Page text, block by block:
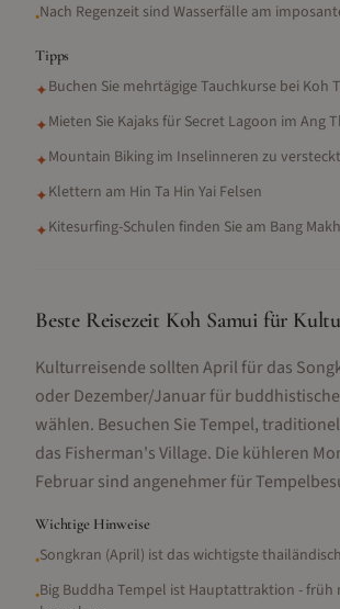
•Nach Regenzeit sind Wasserfälle am
Tipps
✦Buchen Sie mehrtägige Tauchkurse bei Koh
✦Mieten Sie Kajaks für Secret Lagoon im Ang
✦Mountain Biking im Inselinneren zu
✦Klettern am Hin Ta Hin Yai Felsen
✦Kitesurfing-Schulen finden Sie am Bang
Beste Reisezeit Koh Samui für
Kulturreisende sollten April für das
oder Dezember/Januar für
wählen. Besuchen Sie Tempel,
das Fisherman's Village. Die kühleren
Februar sind angenehmer für
Wichtige Hinweise
•Songkran (April) ist das wichtigste
•Big Buddha Tempel ist Hauptattraktion - früh